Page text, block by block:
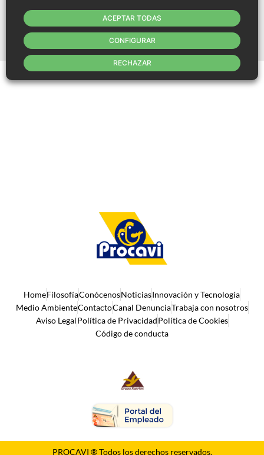
una producción lo más ecológica y sana
posible.
HomeFilosofíaConócenosNoticiasInnovación y Tecnología
Medio AmbienteContactoCanal DenunciaTrabaja con nosotros
Aviso LegalPolítica de PrivacidadPolítica de Cookies
Código de conducta
PROCAVI ® Todos los derechos reservados.
ACEPTAR TODAS
RECHAZAR
CONFIGURAR